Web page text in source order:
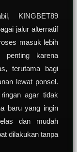
KINGBET89
jalur alternatif
masuk lebih
karena
terutama bagi
lewat ponsel.
agar tidak
baru yang ingin
dan mudah
dilakukan tanpa